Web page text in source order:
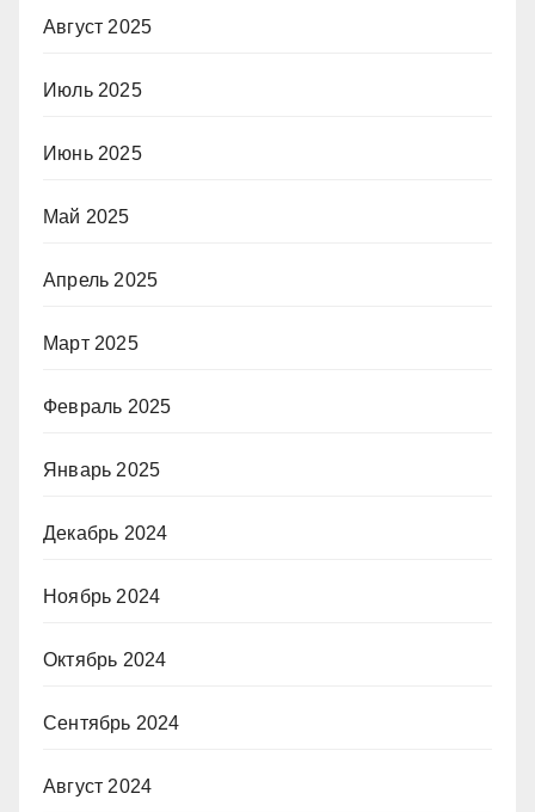
Август 2025
Июль 2025
Июнь 2025
Май 2025
Апрель 2025
Март 2025
Февраль 2025
Январь 2025
Декабрь 2024
Ноябрь 2024
Октябрь 2024
Сентябрь 2024
Август 2024